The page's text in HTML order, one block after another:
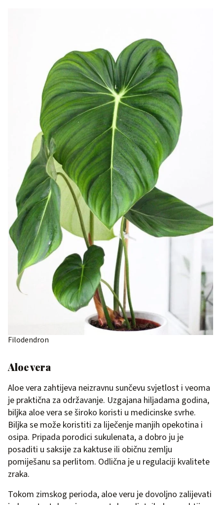
Filodendron
Aloe vera
Aloe vera zahtijeva neizravnu sunčevu svjetlost i veoma
je praktična za održavanje. Uzgajana hiljadama godina,
biljka aloe vera se široko koristi u medicinske svrhe.
Biljka se može koristiti za liječenje manjih opekotina i
osipa. Pripada porodici sukulenata, a dobro ju je
posaditi u saksije za kaktuse ili običnu zemlju
pomiješanu sa perlitom. Odlična je u regulaciji kvalitete
zraka.
Tokom zimskog perioda, aloe veru je dovoljno zalijevati